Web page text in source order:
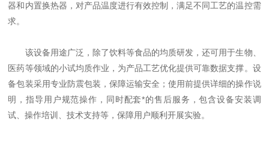
器和内置换热器，对产品温度进行有效控制，满足不同工艺的温控需
求。
该设备用途广泛，除了饮料等食品的均质研发，还可用于生物、
医药等领域的小试均质作业，为产品工艺优化提供可靠数据支撑。设
备包装采用专业防震包装，保障运输安全；使用前提供详细的操作说
明，指导用户规范操作，同时配套*的售后服务，包含设备安装调
试、操作培训、技术支持等，保障用户顺利开展实验。